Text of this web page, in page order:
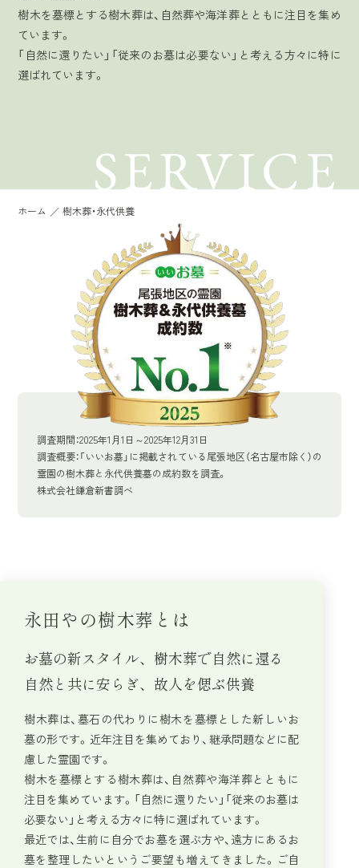
樹木を墓標とする樹木葬は、自然葬や海洋葬とともに注目を集め
ています。
「自然に還りたい」「従来のお墓は必要ない」と考える方々に特に
選ばれています。
SERVICE
ホーム 樹木葬・永代供養
調査期間：2025年1月1日～2025年12月31日
調査概要：「いいお墓」に掲載されている尾張地区（名古屋市除く）の
霊園の樹木葬と永代供養墓の成約数を調査。
株式会社鎌倉新書調べ
永田やの樹木葬とは
お墓の新スタイル、樹木葬で自然に還る
自然と共に安らぎ、故人を偲ぶ供養
樹木葬は、墓石の代わりに樹木を墓標とした新しいお
墓の形です。近年注目を集めており、継承問題などに配
慮した霊園です。
樹木を墓標とする樹木葬は、自然葬や海洋葬とともに
注目を集めています。「自然に還りたい」「従来のお墓は
必要ない」と考える方々に特に選ばれています。
最近では、生前に自分でお墓を選ぶ方や、遠方にあるお
墓を整理したいというご要望も増えてきました。ご自